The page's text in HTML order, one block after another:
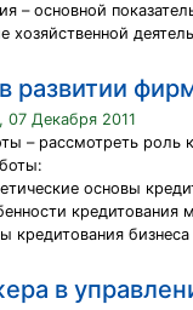
– основной
хозяйственной
развитии
07 Декабря 2011
– рассмотреть роль
основы
кредитования
кредитования
в